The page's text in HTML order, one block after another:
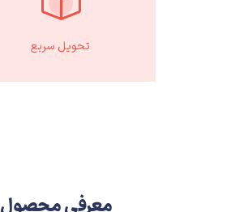
تحویل سریع